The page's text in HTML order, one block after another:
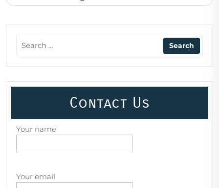
Contact Us
Your name
Your email